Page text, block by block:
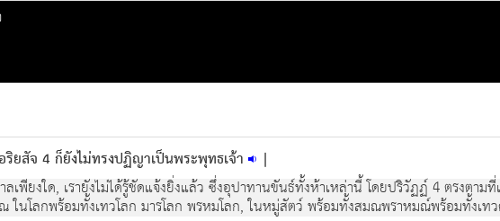
ยสัจ 4 ก็ยังไม่ทรงปฏิญาเป็นพระพุทธเจ้า |
ยงใด, เรายังไมไดรูชัดแจงยิ่งแลว ซึ่งอุปาทานขันธทั้งหาเหลานี้ โดยปริวัฏฏ 4 ตรงตามที่
โลกพรอมทั้งเทวโลก มารโลก พรหมโลก, ในหมูสัตว พรอมทั้งสมณพราหมณพรอมทั้งเท